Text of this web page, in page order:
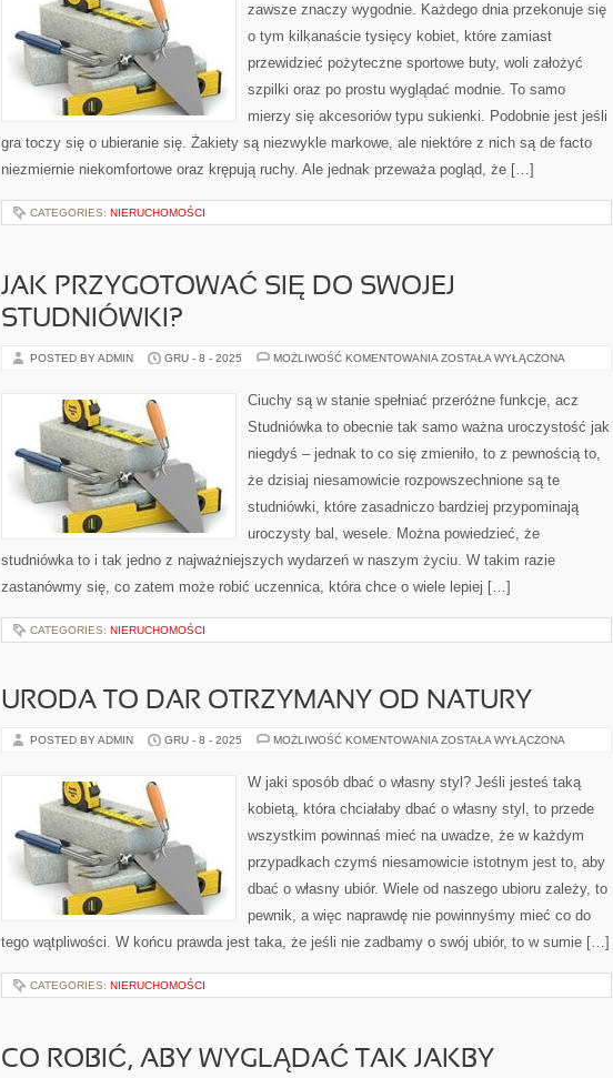
PORYWAJĄCYM
zawsze znaczy wygodnie. Każdego dnia przekonuje się
o tym kilkanaście tysięcy kobiet, które zamiast
przewidzieć pożyteczne sportowe buty, woli założyć
szpilki oraz po prostu wyglądać modnie. To samo
mierzy się akcesoriów typu sukienki. Podobnie jest jeśli
gra toczy się o ubieranie się. Żakiety są niezwykle markowe, ale niektóre z nich są de facto
niezmiernie niekomfortowe oraz krępują ruchy. Ale jednak przeważa pogląd, że […]
CATEGORIES: NIERUCHOMOŚCI
JAK PRZYGOTOWAĆ SIĘ DO SWOJEJ
STUDNIÓWKI?
POSTED BY ADMIN GRU - 8 - 2025 MOŻLIWOŚĆ KOMENTOWANIA JAK
SWOJEJ
ZOSTAŁA WYŁĄCZONA
Ciuchy są w stanie spełniać przeróżne funkcje, acz
Studniówka to obecnie tak samo ważna uroczystość jak
niegdyś – jednak to co się zmieniło, to z pewnością to,
że dzisiaj niesamowicie rozpowszechnione są te
studniówki, które zasadniczo bardziej przypominają
uroczysty bal, wesele. Można powiedzieć, że
studniówka to i tak jedno z najważniejszych wydarzeń w naszym życiu. W takim razie
zastanówmy się, co zatem może robić uczennica, która chce o wiele lepiej […]
CATEGORIES: NIERUCHOMOŚCI
URODA TO DAR OTRZYMANY OD NATURY
POSTED BY ADMIN GRU - 8 - 2025 MOŻLIWOŚĆ KOMENTOWANIA URODA
OTRZYMANY
OD
ZOSTAŁA WYŁĄCZONA
W jaki sposób dbać o własny styl? Jeśli jesteś taką
kobietą, która chciałaby dbać o własny styl, to przede
wszystkim powinnaś mieć na uwadze, że w każdym
przypadkach czymś niesamowicie istotnym jest to, aby
dbać o własny ubiór. Wiele od naszego ubioru zależy, to
pewnik, a więc naprawdę nie powinnyśmy mieć co do
tego wątpliwości. W końcu prawda jest taka, że jeśli nie zadbamy o swój ubiór, to w sumie […]
CATEGORIES: NIERUCHOMOŚCI
CO ROBIĆ, ABY WYGLĄDAĆ TAK JAKBY